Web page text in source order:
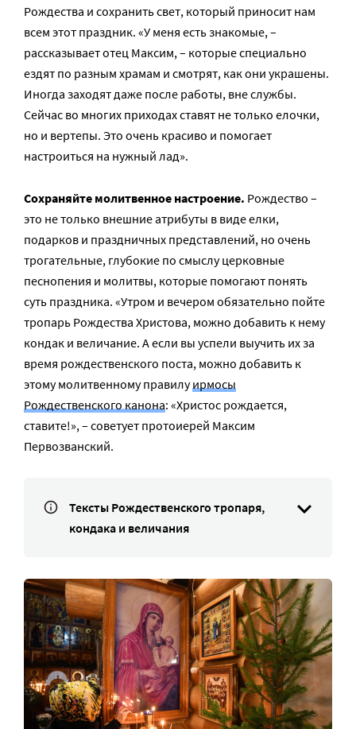
Рождества и сохранить свет, который приносит нам
всем этот праздник. «У меня есть знакомые, –
рассказывает отец Максим, – которые специально
ездят по разным храмам и смотрят, как они украшены.
Иногда заходят даже после работы, вне службы.
Сейчас во многих приходах ставят не только елочки,
но и вертепы. Это очень красиво и помогает
настроиться на нужный лад».
Сохраняйте молитвенное настроение. Рождество –
это не только внешние атрибуты в виде елки,
подарков и праздничных представлений, но очень
трогательные, глубокие по смыслу церковные
песнопения и молитвы, которые помогают понять
суть праздника. «Утром и вечером обязательно пойте
тропарь Рождества Христова, можно добавить к нему
кондак и величание. А если вы успели выучить их за
время рождественского поста, можно добавить к
этому молитвенному правилуирмосы
Рождественского канона: «Христос рождается,
ставите!», – советует протоиерей Максим
Первозванский.
Тексты Рождественского тропаря,
кондака и величания